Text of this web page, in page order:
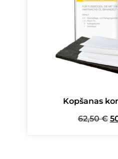
Kopšanas
62,50€